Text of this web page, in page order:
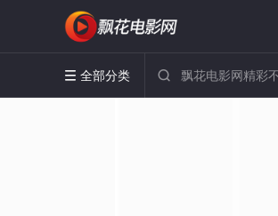
 全部分类 